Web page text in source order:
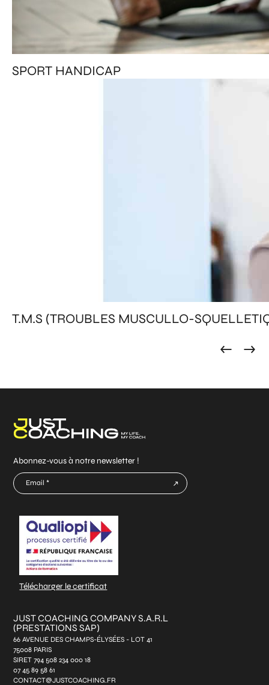
SPORT HANDICAP
T.M.S (TROUBLES MUSCULLO-
Abonnez-vous à notre newsletter !
E-
mail
*
Télécharger le certificat
JUST COACHING COMPANY S.A.R.L
(PRESTATIONS SAP)
66 AVENUE DES CHAMPS-ÉLYSÉES - LOT 41
75008 PARIS
SIRET 794 508 234 000 18
07 45 89 58 61
CONTACT@JUSTCOACHING.FR